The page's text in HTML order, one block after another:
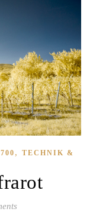
, TECHNIK &